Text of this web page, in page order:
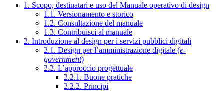
1. Scopo, destinatari e uso del Manuale operativo di design
1.1. Versionamento e storico
1.2. Consultazione del manuale
1.3. Contribuisci al manuale
2. Introduzione al design per i servizi pubblici digitali
2.1. Design per l’amministrazione digitale (e-
government)
2.2. L’approccio progettuale
2.2.1. Buone pratiche
2.2.2. Principi